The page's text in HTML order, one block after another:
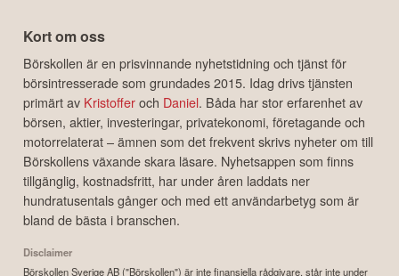
Kort om oss
Börskollen är en prisvinnande nyhetstidning och tjänst för
börsintresserade som grundades 2015. Idag drivs tjänsten
primärt av Kristofferoch Daniel. Båda har stor erfarenhet av
börsen, aktier, investeringar, privatekonomi, företagande och
motorrelaterat – ämnen som det frekvent skrivs nyheter om till
Börskollens växande skara läsare. Nyhetsappen som finns
tillgänglig, kostnadsfritt, har under åren laddats ner
hundratusentals gånger och med ett användarbetyg som är
bland de bästa i branschen.
Disclaimer
Börskollen Sverige AB ("Börskollen") är inte finansiella rådgivare, står inte under